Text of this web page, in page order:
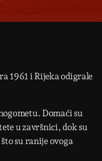
1961 i Rijeka odigrale
Domaći su
u završnici, dok su
su ranije ovoga